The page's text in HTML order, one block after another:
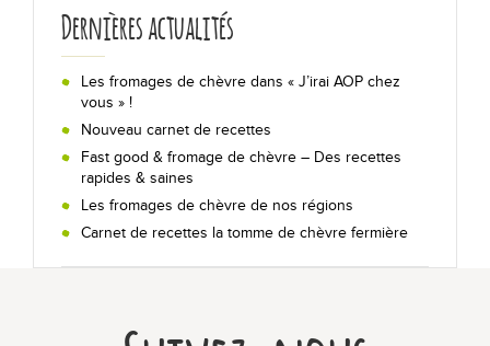
Lexique
Déguster
Nos recettes au chèvre !
En toutes occasions
Dernières actualités
Les fromages de chèvre dans « J’irai AOP chez
vous » !
Nouveau carnet de recettes
Fast good & fromage de chèvre – Des recettes
rapides & saines
Les fromages de chèvre de nos régions
Carnet de recettes la tomme de chèvre fermière